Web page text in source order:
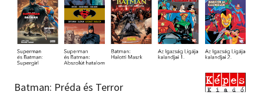
Batman: Préda és Terror